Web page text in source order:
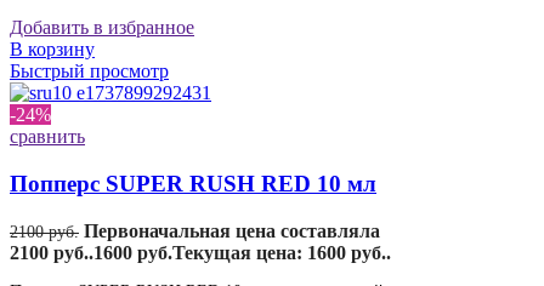
Добавить в избранное
В корзину
Быстрый просмотр
-24%
сравнить
Попперс SUPER RUSH RED 10 мл
2100руб. Первоначальная цена составляла
2100 руб..1600 руб.Текущая цена: 1600 руб..